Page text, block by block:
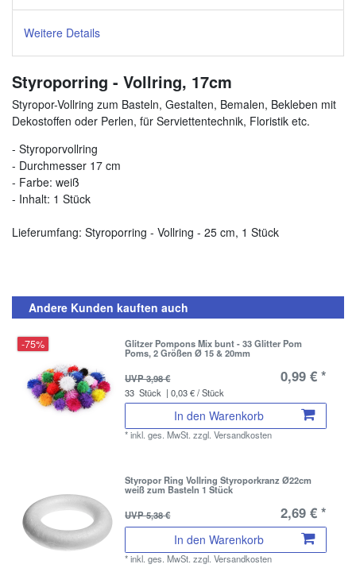
Weitere Details
Styroporring - Vollring, 17cm
Styropor-Vollring zum Basteln, Gestalten, Bemalen, Bekleben mit
Dekostoffen oder Perlen, für Serviettentechnik, Floristik etc.
- Styroporvollring
- Durchmesser 17 cm
- Farbe: weiß
- Inhalt: 1 Stück
Lieferumfang: Styroporring - Vollring - 25 cm, 1 Stück
Andere Kunden kauften auch
-75% Glitzer Pompons Mix bunt - 33 Glitter Pom
Poms, 2 Größen Ø 15 & 20mm
UVP 3,98 €
0,99 € *
33 Stück | 0,03 € / Stück
In den Warenkorb
*inkl. ges. MwSt. zzgl.Versandkosten
Styropor Ring Vollring Styroporkranz Ø22cm
weiß zum Basteln 1 Stück
UVP 5,38 €
2,69 € *
In den Warenkorb
*inkl. ges. MwSt. zzgl.Versandkosten